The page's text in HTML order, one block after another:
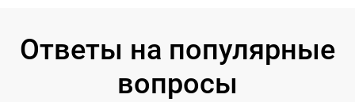
Ответы на популярные
вопросы